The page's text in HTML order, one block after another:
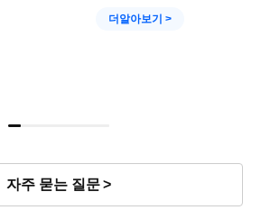
더알아보기
자주 묻는 질문